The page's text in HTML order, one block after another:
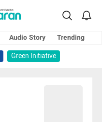
Audio Story
Trending
Green Initiative